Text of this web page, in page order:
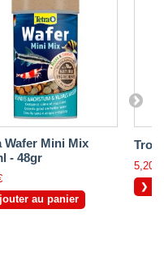
Wafer Mini Mix
- 48gr
au panier
5,20 €